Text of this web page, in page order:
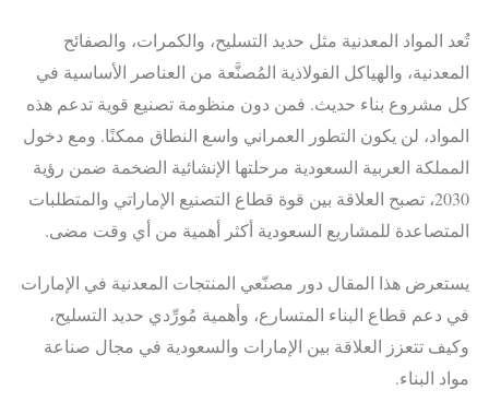
تُعد المواد المعدنية مثل حديد التسليح، والكمرات، والصفائح
المعدنية، والهياكل الفولاذية المُصنَّعة من العناصر الأساسية في
كل مشروع بناء حديث. فمن دون منظومة تصنيع قوية تدعم هذه
المواد، لن يكون التطور العمراني واسع النطاق ممكنًا. ومع دخول
المملكة العربية السعودية مرحلتها الإنشائية الضخمة ضمن رؤية
2030، تصبح العلاقة بين قوة قطاع التصنيع الإماراتي والمتطلبات
المتصاعدة للمشاريع السعودية أكثر أهمية من أي وقت مضى.
يستعرض هذا المقال دور مصنّعي المنتجات المعدنية في الإمارات
في دعم قطاع البناء المتسارع، وأهمية مُورِّدي حديد التسليح،
وكيف تتعزز العلاقة بين الإمارات والسعودية في مجال صناعة
مواد البناء.